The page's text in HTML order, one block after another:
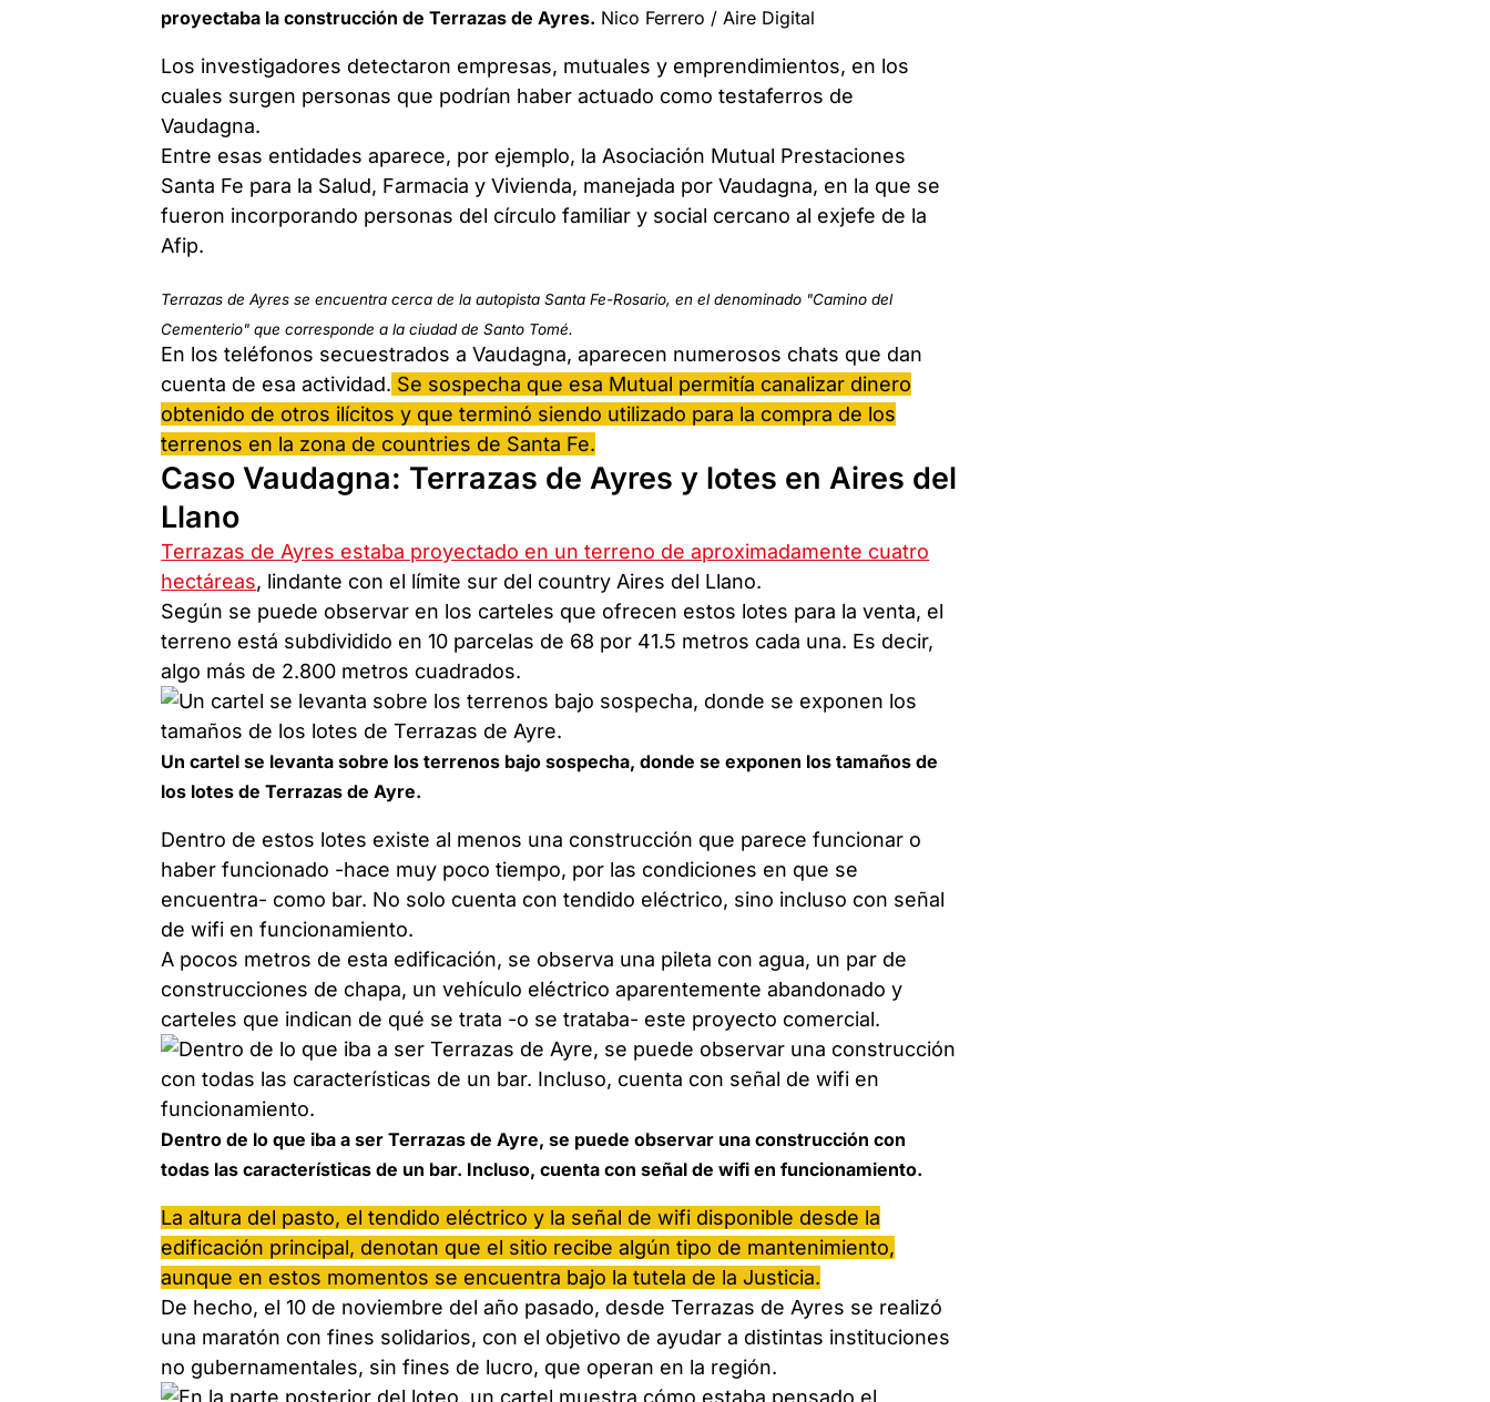
proyectaba la construcción de Terrazas de Ayres. Nico Ferrero / Aire Digital
Los investigadores detectaron empresas, mutuales y emprendimientos, en los
cuales surgen personas que podrían haber actuado como testaferros de
Vaudagna.
Entre esas entidades aparece, por ejemplo, la Asociación Mutual Prestaciones
Santa Fe para la Salud, Farmacia y Vivienda, manejada por Vaudagna, en la que se
fueron incorporando personas del círculo familiar y social cercano al exjefe de la
Afip.
Terrazas de Ayres se encuentra cerca de la autopista Santa Fe-Rosario, en el denominado "Camino del
Cementerio" que corresponde a la ciudad de Santo Tomé.
En los teléfonos secuestrados a Vaudagna, aparecen numerosos chats que dan
cuenta de esa actividad. Se sospecha que esa Mutual permitía canalizar dinero
obtenido de otros ilícitos y que terminó siendo utilizado para la compra de los
terrenos en la zona de countries de Santa Fe.
Caso Vaudagna: Terrazas de Ayres y lotes en Aires del
Llano
Terrazas de Ayres estaba proyectado en un terreno de aproximadamente cuatro
hectáreas, lindante con el límite sur del country Aires del Llano.
Según se puede observar en los carteles que ofrecen estos lotes para la venta, el
terreno está subdividido en 10 parcelas de 68 por 41.5 metros cada una. Es decir,
algo más de 2.800 metros cuadrados.
Un cartel se levanta sobre los terrenos bajo sospecha, donde se exponen los tamaños de
los lotes de Terrazas de Ayre.
Dentro de estos lotes existe al menos una construcción que parece funcionar o
haber funcionado -hace muy poco tiempo, por las condiciones en que se
encuentra- como bar. No solo cuenta con tendido eléctrico, sino incluso con señal
de wifi en funcionamiento.
A pocos metros de esta edificación, se observa una pileta con agua, un par de
construcciones de chapa, un vehículo eléctrico aparentemente abandonado y
carteles que indican de qué se trata -o se trataba- este proyecto comercial.
Dentro de lo que iba a ser Terrazas de Ayre, se puede observar una construcción con
todas las características de un bar. Incluso, cuenta con señal de wifi en funcionamiento.
La altura del pasto, el tendido eléctrico y la señal de wifi disponible desde la
edificación principal, denotan que el sitio recibe algún tipo de mantenimiento,
aunque en estos momentos se encuentra bajo la tutela de la Justicia.
De hecho, el 10 de noviembre del año pasado, desde Terrazas de Ayres se realizó
una maratón con fines solidarios, con el objetivo de ayudar a distintas instituciones
no gubernamentales, sin fines de lucro, que operan en la región.